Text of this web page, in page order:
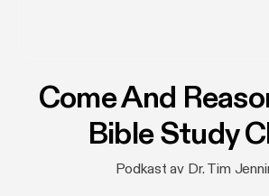
Come And
Bible Study
Podkast av Dr. Tim